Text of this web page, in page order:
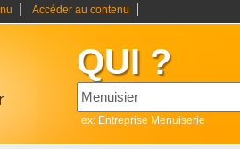
Accéder au contenu
QUI ?
ex: Entreprise Menuiserie